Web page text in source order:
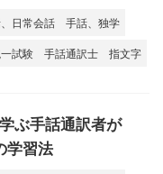
日常会話
手話、独学
試験 手話通訳士 指文字
ぶ手話通訳者が
学習法